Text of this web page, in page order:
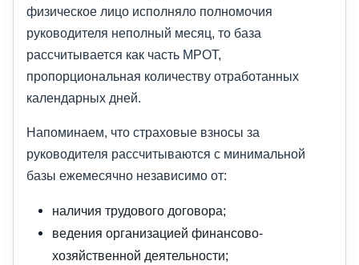
физическое лицо исполняло полномочия
руководителя неполный месяц, то база
рассчитывается как часть МРОТ,
пропорциональная количеству отработанных
календарных дней.
Напоминаем, что страховые взносы за
руководителя рассчитываются с минимальной
базы ежемесячно независимо от:
наличия трудового договора;
ведения организацией финансово-
хозяйственной деятельности;